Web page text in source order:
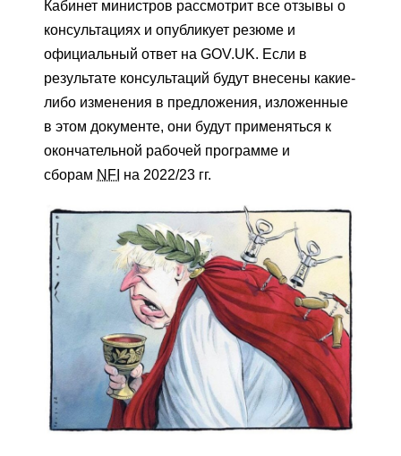
Кабинет министров рассмотрит все отзывы о
консультациях и опубликует резюме и
официальный ответ на GOV.UK. Если в
результате консультаций будут внесены какие-
либо изменения в предложения, изложенные
в этом документе, они будут применяться к
окончательной рабочей программе и
сборам NFI на 2022/23 гг.